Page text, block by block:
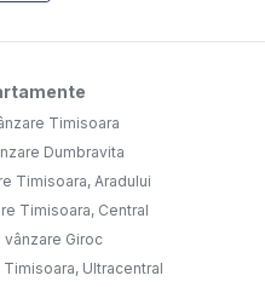
Timisoara
Dumbravita
Timisoara, Aradului
Timisoara, Central
Giroc
Ultracentral